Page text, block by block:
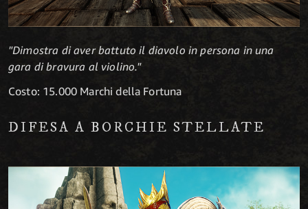
"Dimostra di aver battuto il diavolo in persona in una
gara di bravura al violino."
Costo: 15.000 Marchi della Fortuna
DIFESA A BORCHIE STELLATE